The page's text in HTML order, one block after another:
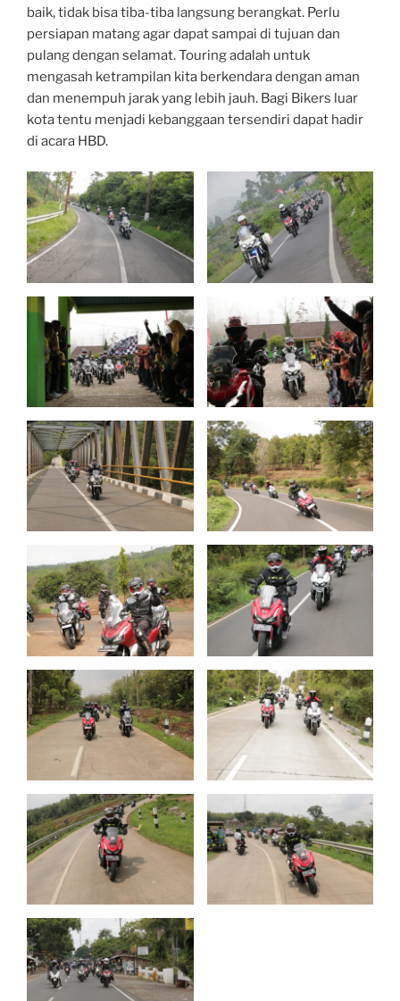
baik, tidak bisa tiba-tiba langsung berangkat. Perlu
persiapan matang agar dapat sampai di tujuan dan
pulang dengan selamat. Touring adalah untuk
mengasah ketrampilan kita berkendara dengan aman
dan menempuh jarak yang lebih jauh. Bagi Bikers luar
kota tentu menjadi kebanggaan tersendiri dapat hadir
di acara HBD.